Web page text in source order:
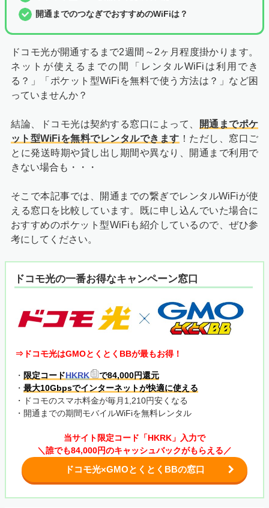
開通までのつなぎでおすすめのWiFiは？
ドコモ光が開通するまで2週間～2ヶ月程度掛かります。
ネットが使えるまでの間「レンタルWiFiは利用でき
る？」「ポケット型WiFiを無料で使う方法は？」など困
っていませんか？
結論、ドコモ光は契約する窓口によって、
開通までポケ
ット型WiFiを無料でレンタルできます ！ただし、窓口ご
とに発送時期や貸し出し期間や異なり、開通まで利用で
きない場合も・・・
そこで本記事では、開通までの繋ぎでレンタルWiFiが使
える窓口を比較しています。既に申し込んでいた場合に
おすすめのポケット型WiFiも紹介しているので、ぜひ参
考にしてください。
ドコモ光の一番お得なキャンペーン窓口
⇒ドコモ光はGMOとくとくBBが最もお得！
・ 限定コードHKRK
で84,000円還元
・ 最大10Gbpsでインターネットが快適に使える
・ドコモのスマホ料金が毎月1,210円安くなる
・開通までの期間モバイルWiFiを無料レンタル
当サイト限定コード「HKRK」入力で
＼誰でも84,000円のキャッシュバックがもらえる／
ドコモ光×GMOとくとくBBの窓口